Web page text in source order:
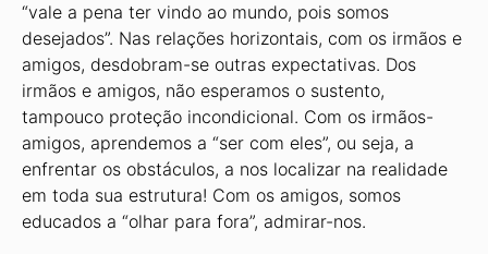
“vale a pena ter vindo ao mundo, pois somos
desejados”. Nas relações horizontais, com os irmãos e
amigos, desdobram-se outras expectativas. Dos
irmãos e amigos, não esperamos o sustento,
tampouco proteção incondicional. Com os irmãos-
amigos, aprendemos a “ser com eles”, ou seja, a
enfrentar os obstáculos, a nos localizar na realidade
em toda sua estrutura! Com os amigos, somos
educados a “olhar para fora”, admirar-nos.